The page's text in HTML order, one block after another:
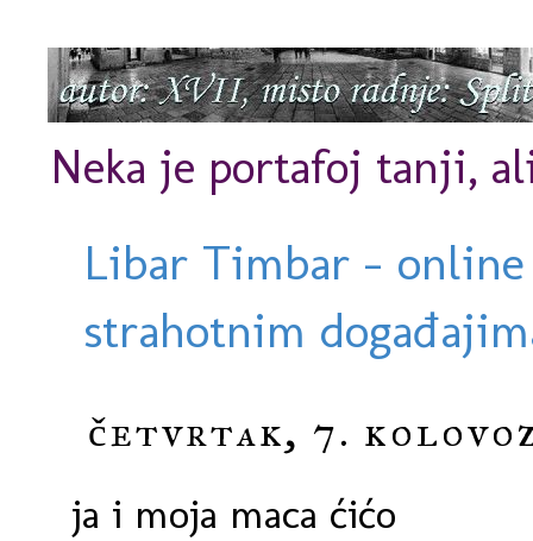
Neka je portafoj tanji,
Libar Timbar -
strahotnim
četvrtak, 7.
ja i moja maca ćićo